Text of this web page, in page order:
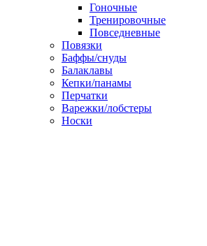
Гоночные
Тренировочные
Повседневные
Повязки
Баффы/снуды
Балаклавы
Кепки/панамы
Перчатки
Варежки/лобстеры
Носки